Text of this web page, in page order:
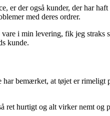
er der også kunder, der har
med deres ordrer.
i min levering, fik jeg straks
kunde.
bemærket, at tøjet er
hurtigt og alt virker nemt og